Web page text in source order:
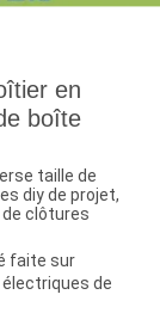
en
boîte
taille de
diy de projet,
clôtures
faite sur
de